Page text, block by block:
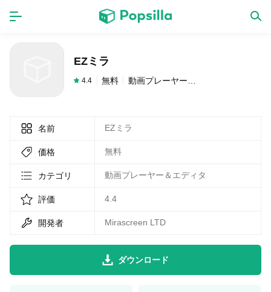
新作
LINE無料スタンプ
無料猫ミーム
EZミラ
4.4 無料
名前 EZミラ
価格 無料
カテゴリ 動画プレーヤー＆エディタ
評価 4.4
開発者 Mirascreen LTD
ダウンロード